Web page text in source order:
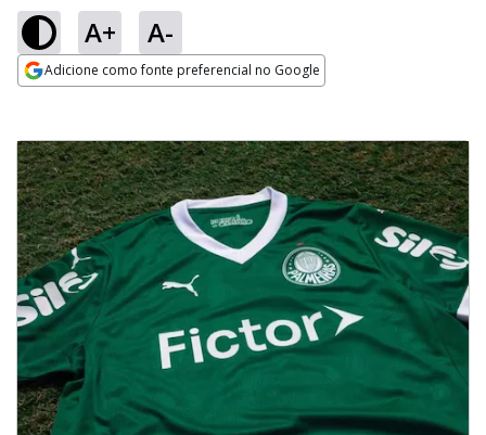
A+ A-
Adicione como fonte preferencial no Google